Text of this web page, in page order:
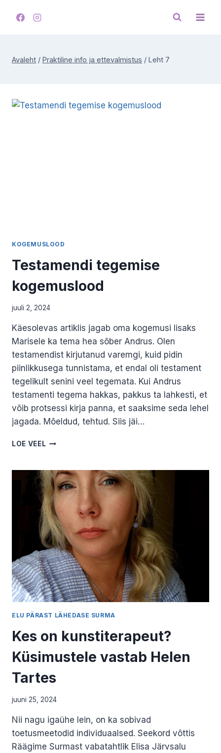
Avaleht / Praktiline info ja ettevalmistus / Leht 7
KOGEMUSLOOD
Testamendi tegemise
kogemuslood
juuli 2, 2024
Käesolevas artiklis jagab oma kogemusi lisaks
Marisele ka tema hea sõber Andrus. Olen
testamendist kirjutanud varemgi, kuid pidin
piinlikkusega tunnistama, et endal oli testament
tegelikult senini veel tegemata. Kui Andrus
testamenti tegema hakkas, pakkus ta lahkesti, et
võib protsessi kirja panna, et saaksime seda lehel
jagada. Mõeldud, tehtud. Siis jäi…
LOE VEEL TESTAMENDI
ELU PÄRAST LÄHEDASE SURMA
Kes on kunstiterapeut?
Küsimustele vastab Helen
Tartes
juuni 25, 2024
Nii nagu igaühe lein, on ka sobivad
toetusmeetodid individuaalsed. Seekord võttis
Räägime Surmast vabatahtlik Elisa Järvsalu